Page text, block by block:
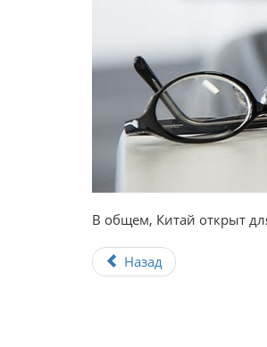
В общем, Китай открыт
Назад